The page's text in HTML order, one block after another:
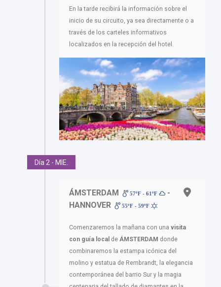
En la tarde recibirá la información sobre el
inicio de su circuito, ya sea directamente o a
través de los carteles informativos
localizados en la recepción del hotel.
Día 2 - MIE.
ÁMSTERDAM 57ºF - 61ºF
-
HANNOVER
55ºF - 59ºF
Comenzaremos la mañana con una visita
con guía local de ÁMSTERDAM donde
combinaremos la estampa icónica del
molino y estatua de Rembrandt, la elegancia
contemporánea del barrio Sur y la magia